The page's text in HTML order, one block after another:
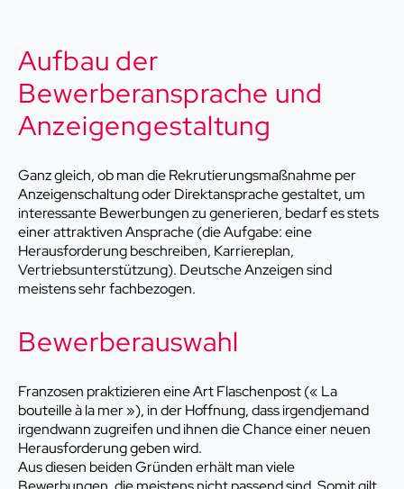
Aufbau der
Bewerberansprache und
Anzeigengestaltung
Ganz gleich, ob man die Rekrutierungsmaßnahme per
Anzeigenschaltung oder Direktansprache gestaltet, um
interessante Bewerbungen zu generieren, bedarf es stets
einer attraktiven Ansprache (die Aufgabe: eine
Herausforderung beschreiben, Karriereplan,
Vertriebsunterstützung). Deutsche Anzeigen sind
meistens sehr fachbezogen.
Bewerberauswahl
Franzosen praktizieren eine Art Flaschenpost (« La
bouteille à la mer »), in der Hoffnung, dass irgendjemand
irgendwann zugreifen und ihnen die Chance einer neuen
Herausforderung geben wird.
Aus diesen beiden Gründen erhält man viele